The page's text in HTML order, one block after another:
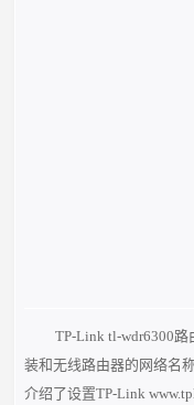
TP-Link tl-wdr6300
装和无线路由器的网络名
介绍了设置TP-Link